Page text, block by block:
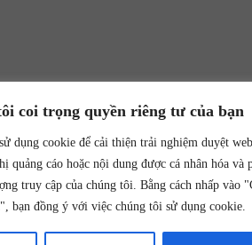
coi trọng quyền riêng tư của bạn
dụng cookie để cải thiện trải nghiệm duyệt
quảng cáo hoặc nội dung được cá nhân hóa và
truy cập của chúng tôi. Bằng cách nhấp vào
bạn đồng ý với việc chúng tôi sử dụng cookie.